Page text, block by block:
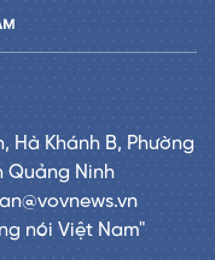
Hà Khánh B, Phường
Quảng Ninh
nói Việt Nam"